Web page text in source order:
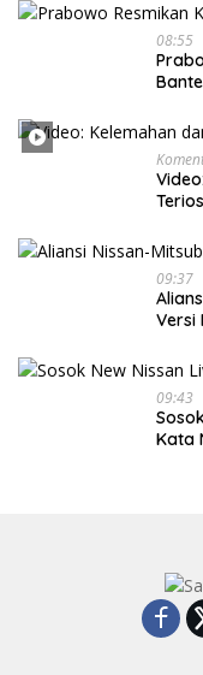
08:55
Terios
09:37
Versi
09:43
Kata